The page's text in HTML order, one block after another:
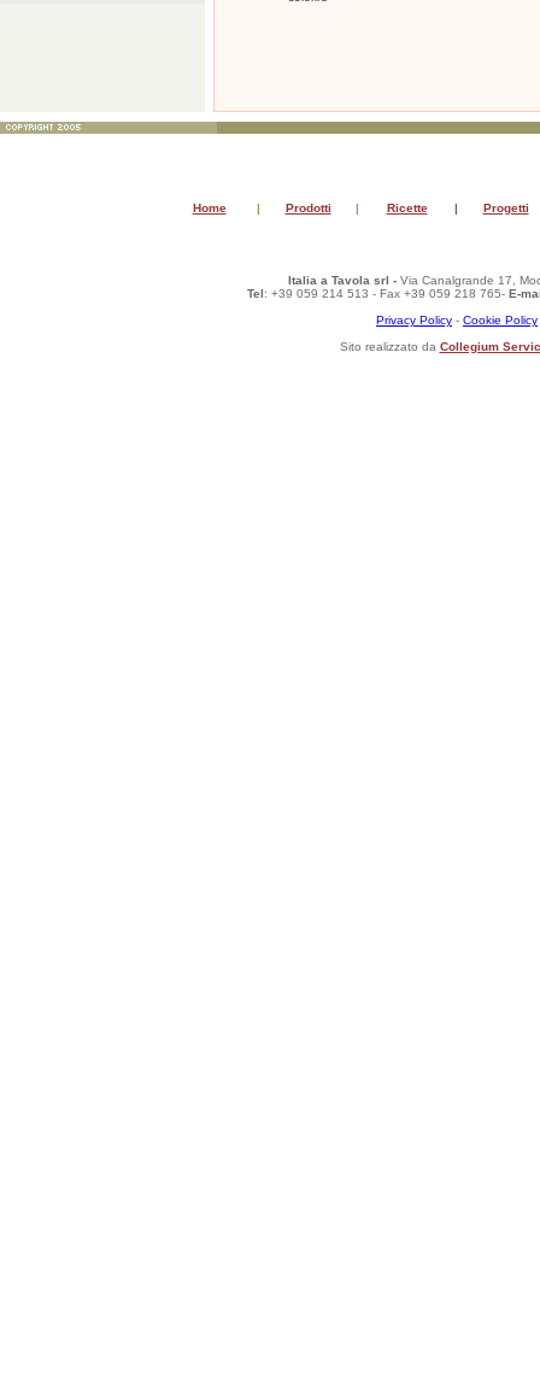
Home | Prodotti | Ricette | Progetti
Italia a Tavola srl - Via Canalgrande 17,
Tel: +39 059 214 513 - Fax +39 059 218 765- E-
Privacy Policy - Cookie Policy
Sito realizzato da Collegium